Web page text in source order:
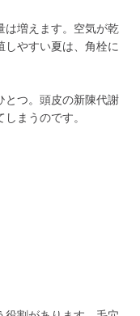
は増えます。空気が乾
しやすい夏は、角栓に
とつ。頭皮の新陳代謝
まうのです。